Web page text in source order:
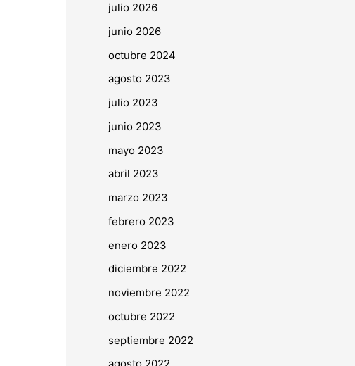
julio 2026
junio 2026
octubre 2024
agosto 2023
julio 2023
junio 2023
mayo 2023
abril 2023
marzo 2023
febrero 2023
enero 2023
diciembre 2022
noviembre 2022
octubre 2022
septiembre 2022